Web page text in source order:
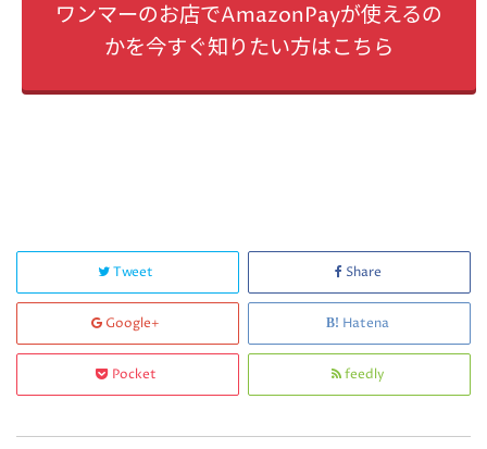
ワンマーのお店でAmazonPayが使えるの
かを今すぐ知りたい方はこちら
Tweet Share
Google+ Hatena
Pocket feedly